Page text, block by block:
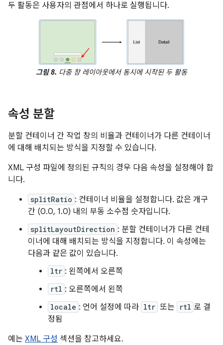
두 활동은 사용자의 관점에서 하나로 실행됩니다.
그림 8. 다중 창 레이아웃에서 동시에 시작된 두 활동
속성 분할
분할 컨테이너 간 작업 창의 비율과 컨테이너가 다른 컨테이너
에 대해 배치되는 방식을 지정할 수 있습니다.
XML 구성 파일에 정의된 규칙의 경우 다음 속성을 설정해야 합
니다.
splitRatio : 컨테이너 비율을 설정합니다. 값은 개구
간 (0.0, 1.0) 내의 부동 소수점 숫자입니다.
splitLayoutDirection : 분할 컨테이너가 다른 컨테
이너에 대해 배치되는 방식을 지정합니다. 이 속성에는
다음과 같은 값이 있습니다.
ltr : 왼쪽에서 오른쪽
rtl : 오른쪽에서 왼쪽
locale : 언어 설정에 따라 ltr 또는 rtl 로 결
정됨
예는 XML 구성 섹션을 참고하세요.